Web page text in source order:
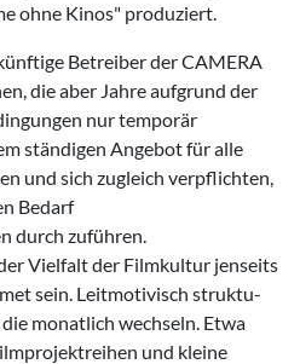
ohne Kinos" produziert.
Betrei­ber der CAMERA
die aber Jahre aufgrund der
nur temporär
ständigen Angebot für alle
und sich zugleich ver­pflichten,
Bedarf
durch­ zuführen.
Vielfalt der Filmkultur jenseits
sein. Leitmotivisch struktu­
monatlich wechseln. Etwa
und kleine